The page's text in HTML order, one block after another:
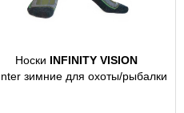
Носки INFINITY VISION
зимние для охоты/рыбалки